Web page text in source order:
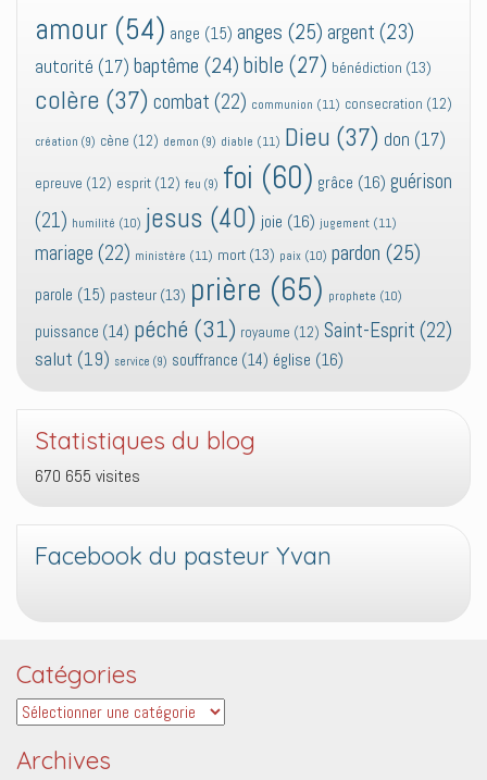
amour (54) ange (15) anges (25) argent (23)
autorité (17) baptême (24) bible (27) bénédiction (13)
colère (37) combat (22) communion (11) consecration (12)
création (9) cène (12) demon (9) diable (11) Dieu (37) don (17)
epreuve (12) esprit (12) feu (9) foi (60) grâce (16) guérison
(21) humilité (10) jesus (40) joie (16) jugement (11)
mariage (22) ministère (11) mort (13) paix (10) pardon (25)
parole (15) pasteur (13) prière (65) prophete (10)
puissance (14) péché (31) royaume (12) Saint-Esprit (22)
salut (19) service (9) souffrance (14) église (16)
Statistiques du blog
670 655 visites
Facebook du pasteur Yvan
Catégories
Catégories
Archives